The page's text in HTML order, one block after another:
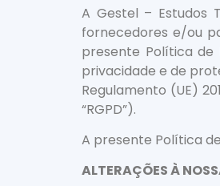
A Gestel – Estudos
fornecedores e/ou
presente Política
privacidade e de
Regulamento (UE)
“RGPD”).
A presente Política
ALTERAÇÕES À